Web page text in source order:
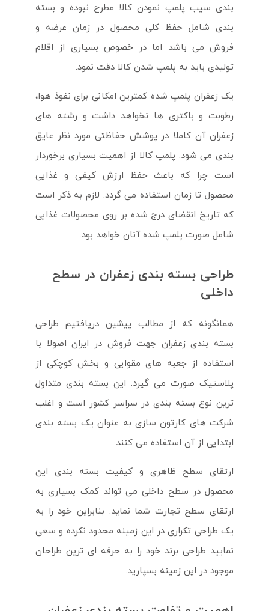
بندی سیب پلمپ نمودن کالا مطرح نبوده و بسته
بندی شامل حفظ کلی محصول در زمان عرضه و
فروش می باشد اما در خصوص بسیاری از اقلام
تولیدی باید به پلمپ شدن کالا دقت نمود.
یک زعفران پلمپ شده کمترین امکانی برای نفوذ هوا،
رطوبت و باکتری ها نخواهد داشت و رشته های
زعفران آن کاملا در پوشش حفاظتی مورد نظر عایق
بندی می شود. پلمپ کالا از اهمیت بسیاری برخوردار
است چرا که باعث حفظ ارزش کیفی و غذایی
محصول تا زمان استفاده می گردد. لازم به ذکر است
که تاریخ انقضای درج شده بر روی محصولات غذایی
شامل صورت پلمپ شده آنان خواهد بود.
طراحی بسته بندی زعفران در سطح
داخلی
همانگونه که از مطالب پیشین دریافتیم طراحی
بسته بندی زعفران جهت فروش در ایران اصولا با
استفاده از جعبه های مقوایی و بخش کوچکی از
پلاستیک صورت می گیرد. این بسته بندی متداول
ترین نوع بسته بندی در سراسر کشور است و اغلب
شرکت های کارتون سازی به عنوان یک بسته بندی
ابتدایی از آن استفاده می کنند.
ارتقای سطح ظاهری و کیفیت بسته بندی این
محصول در سطح داخلی می تواند کمک بسیاری به
ارتقای سطح تجارت شما نماید. بنابراین خود را به
یک طراحی تکراری در این زمینه محدود نکرده و سعی
نمایید طراحی برند خود را به حرفه ای ترین طراحان
موجود در این زمینه بسپارید.